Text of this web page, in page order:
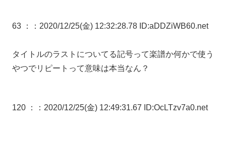
63 ： ：2020/12/25(金) 12:32:28.78 ID:aDDZiWB60.net
タイトルのラストについてる記号って楽譜か何かで使う
やつでリピートって意味は本当なん？
120 ： ：2020/12/25(金) 12:49:31.67 ID:OcLTzv7a0.net